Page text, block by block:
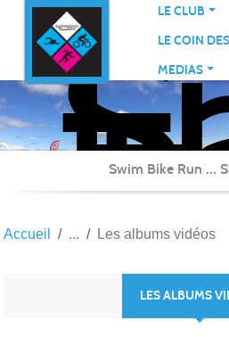
LE CLUB
LE COIN
MEDIAS
Swim Bike Run ...
Accueil Les albums vidéos
LES ALBUMS
Panneau de gestion des cookies